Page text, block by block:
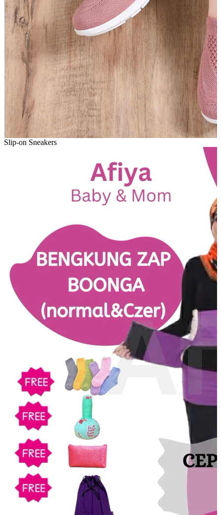
Slip-on Sneakers